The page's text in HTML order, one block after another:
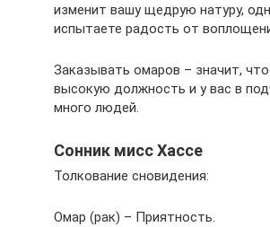
изменит вашу щедрую натуру,
испытаете радость от
Заказывать омаров – значит,
высокую должность и у вас в
много людей.
Сонник мисс Хассе
Толкование сновидения:
Омар (рак) – Приятность.